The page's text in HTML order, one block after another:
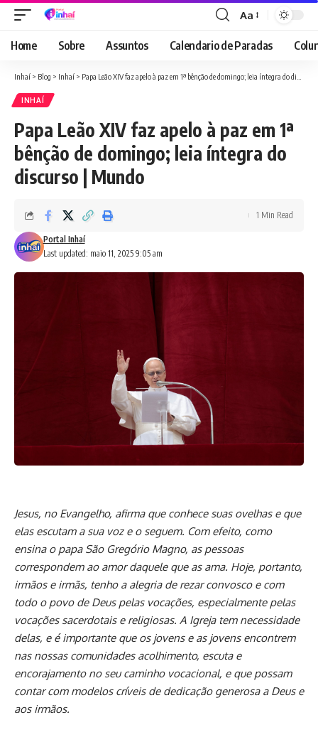
Font
Resizer
Aa
Home Sobre Assuntos Calendario de Paradas
Inhaí > Blog > Inhaí > Papa Leão XIV faz apelo à paz em 1ª bênção de domingo; leia íntegra do discurso | Mundo
INHAÍ
Papa Leão XIV faz apelo à paz em 1ª
bênção de domingo; leia íntegra do
discurso | Mundo
Last updated: maio 11, 2025 9:05 am
Portal Inhaí
1 Min Read
Jesus, no Evangelho, afirma que conhece suas ovelhas e que
elas escutam a sua voz e o seguem. Com efeito, como
ensina o papa São Gregório Magno, as pessoas
correspondem ao amor daquele que as ama. Hoje, portanto,
irmãos e irmãs, tenho a alegria de rezar convosco e com
todo o povo de Deus pelas vocações, especialmente pelas
vocações sacerdotais e religiosas. A Igreja tem necessidade
delas, e é importante que os jovens e as jovens encontrem
nas nossas comunidades acolhimento, escuta e
encorajamento no seu caminho vocacional, e que possam
contar com modelos críveis de dedicação generosa a Deus e
aos irmãos.